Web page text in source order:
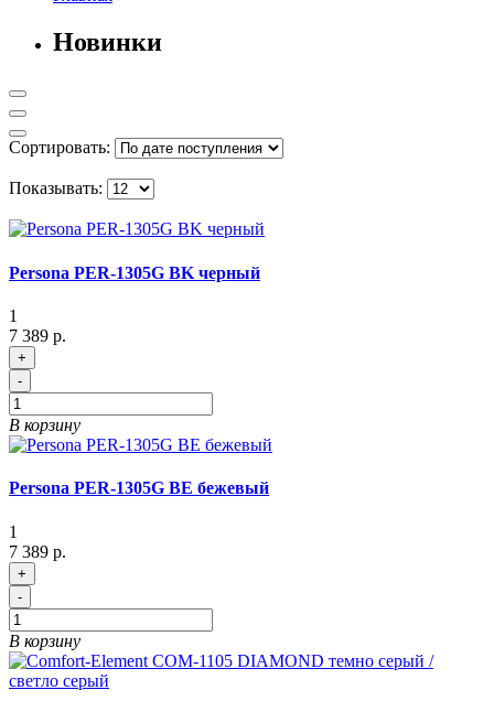
Новинки
Сортировать:
Показывать:
Persona PER-1305G BK черный
1
7 389 р.
+
-
В корзину
Persona PER-1305G BE бежевый
1
7 389 р.
+
-
В корзину